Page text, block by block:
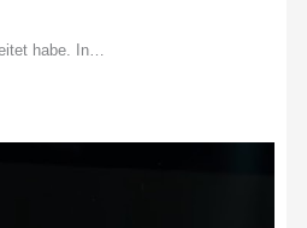
habe. In…